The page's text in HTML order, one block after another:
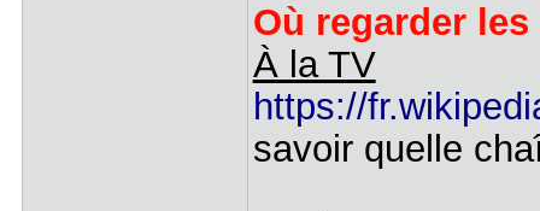
Où regarder
À la TV
https://
savoir quelle